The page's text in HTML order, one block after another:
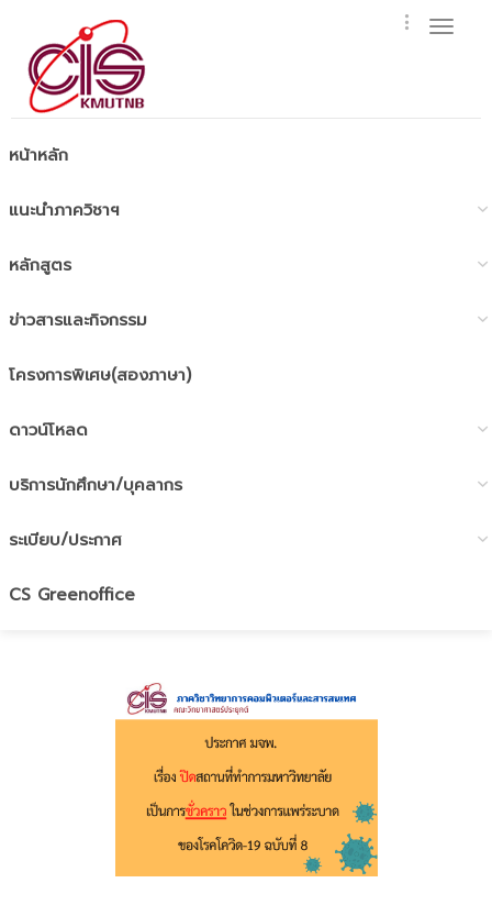
หน้าหลัก
แนะนำภาควิชาฯ
หลักสูตร
ข่าวสารและกิจกรรม
โครงการพิเศษ(สองภาษา)
ดาวน์โหลด
บริการนักศึกษา/บุคลากร
ระเบียบ/ประกาศ
CS Greenoffice